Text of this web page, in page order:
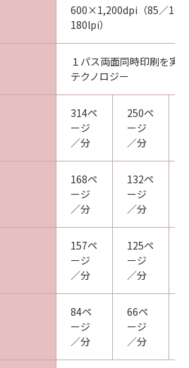
600×1,200dpi（85／106
180lpi）
１パス両面同時印刷を実
テクノロジー
314ペ
ージ
／分
250ペ
ージ
／分
168ペ
ージ
／分
132ペ
ージ
／分
157ペ
ージ
／分
125ペ
ージ
／分
84ペ
ージ
／分
66ペ
ージ
／分